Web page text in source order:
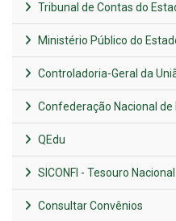
Tribunal de Contas do
Ministério Público do
Controladoria-Geral da
Confederação Nacional de
QEdu
SICONFI - Tesouro Nacional
Consultar Convênios